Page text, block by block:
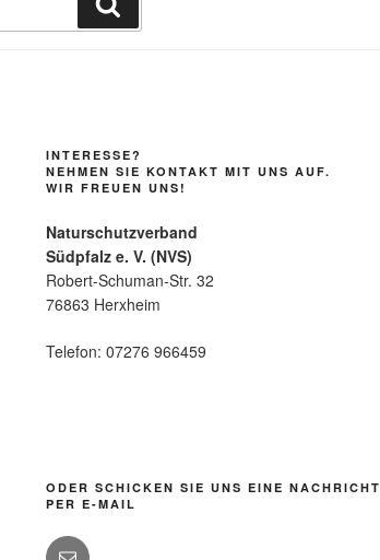
INTERESSE?
NEHMEN SIE KONTAKT MIT UNS AUF.
WIR FREUEN UNS!
Naturschutzverband
Südpfalz e. V. (NVS)
Robert-Schuman-Str. 32
76863 Herxheim
Telefon: 07276 966459
ODER SCHICKEN SIE UNS EINE NACHRICHT
PER E-MAIL